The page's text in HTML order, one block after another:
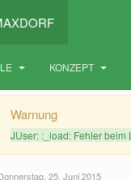
KONZEPT
Warnung
JUser: :_load: Fehler beim
25. Juni 2015